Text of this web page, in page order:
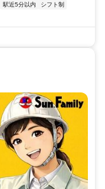
駅近5分以内
シフト制